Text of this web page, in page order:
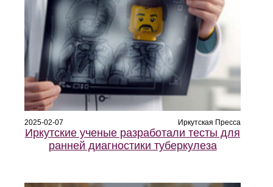
2025-02-07 Иркутская Пресса
Иркутские ученые разработали тесты для
ранней диагностики туберкулеза